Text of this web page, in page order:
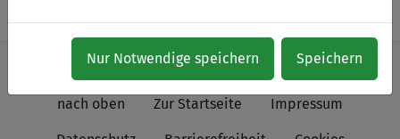
Nur Notwendige speichern Speichern
nach oben Zur Startseite Impressum